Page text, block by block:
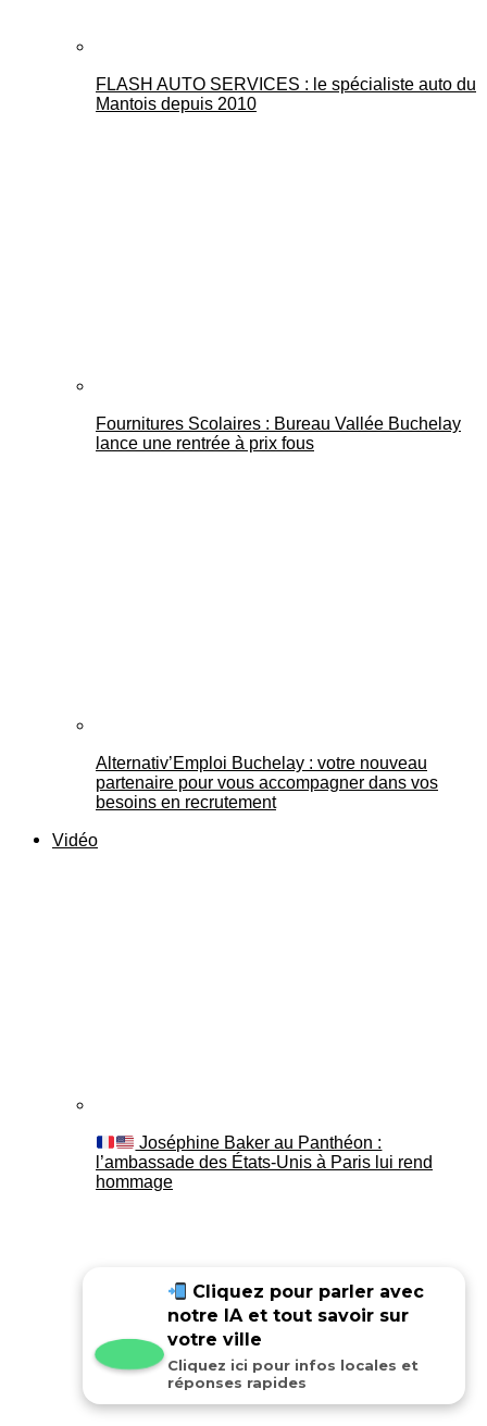
FLASH AUTO SERVICES : le spécialiste auto du
Mantois depuis 2010
Fournitures Scolaires : Bureau Vallée Buchelay
lance une rentrée à prix fous
Alternativ’Emploi Buchelay : votre nouveau
partenaire pour vous accompagner dans vos
besoins en recrutement
Vidéo
Joséphine Baker au Panthéon :
l’ambassade des États-Unis à Paris lui rend
hommage
Cliquez pour parler avec
notre IA et tout savoir sur
votre ville
Cliquez ici pour infos locales et
réponses rapides